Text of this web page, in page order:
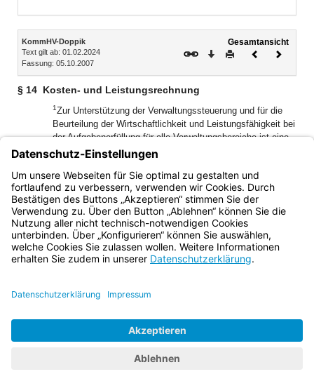
Inhalt
KommHV-Doppik
Text gilt ab: 01.02.2024
Fassung: 05.10.2007
Gesamtansicht
Download
DruckenVorheriges
§ 14 Kosten- und Leistungsrechnung
1Zur Unterstützung der Verwaltungssteuerung und für die
Beurteilung der Wirtschaftlichkeit und Leistungsfähigkeit bei
der Aufgabenerfüllung für alle Verwaltungsbereiche ist eine
Kosten- und Leistungsrechnung zu führen.
Ausgestaltung ist nach den örtlichen Bedürfnissen durch
Dienstanweisung zu regeln.3Die Kosten sind aus der
Buchführung nachprüfbar herzuleiten.
Bayern.de
BayernPortal
Impressum